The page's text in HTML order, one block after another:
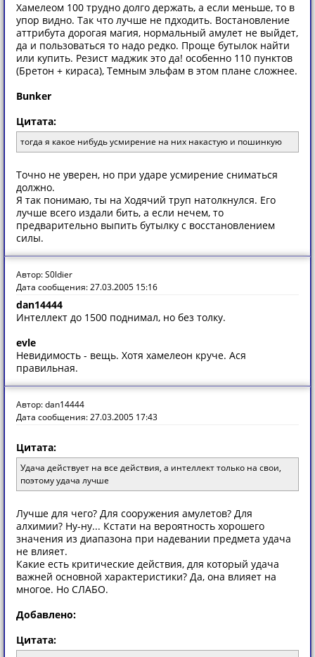
Хамелеом 100 трудно долго держать, а если меньше, то в
упор видно. Так что лучше не пдходить. Востановление
аттрибута дорогая магия, нормальный амулет не выйдет,
да и пользоваться то надо редко. Проще бутылок найти
или купить. Резист маджик это да! особенно 110 пунктов
(Бретон + кираса), Темным эльфам в этом плане сложнее.
Bunker
Цитата:
тогда я какое нибудь усмирение на них накастую и пошинкую
Точно не уверен, но при ударе усмирение сниматься
должно.
Я так понимаю, ты на Ходячий труп натолкнулся. Его
лучше всего издали бить, а если нечем, то
предварительно выпить бутылку с восстановлением
силы.
Автор: S0ldier
Дата сообщения: 27.03.2005 15:16
dan14444
Интеллект до 1500 поднимал, но без толку.
evle
Невидимость - вещь. Хотя хамелеон круче. Ася
правильная.
Автор: dan14444
Дата сообщения: 27.03.2005 17:43
Цитата:
Удача действует на все действия, а интеллект только на свои,
поэтому удача лучше
Лучше для чего? Для сооружения амулетов? Для
алхимии? Ну-ну... Кстати на вероятность хорошего
значения из диапазона при надевании предмета удача
не влияет.
Какие есть критические действия, для который удача
важней основной характеристики? Да, она влияет на
многое. Но СЛАБО.
Добавлено:
Цитата: